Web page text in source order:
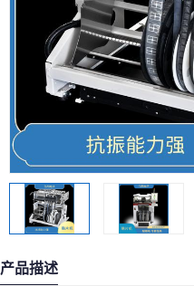
产品描述